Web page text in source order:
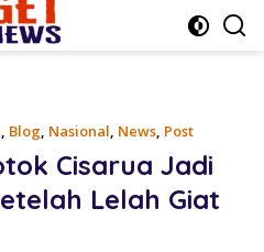
, Blog, Nasional, News, Post
Cisarua Jadi
Lelah Giat